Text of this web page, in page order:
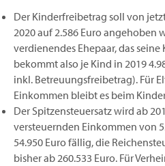
Der Kinderfreibetrag soll von
2020 auf 2.586 Euro angehoben
verdienendes Ehepaar, das
bekommt also je Kind in 2019
inkl. Betreuungsfreibetrag). Für
Einkommen bleibt es beim
Der Spitzensteuersatz wird ab
versteuernden Einkommen von
54.950 Euro fällig, die
bisher ab 260.533 Euro. Für